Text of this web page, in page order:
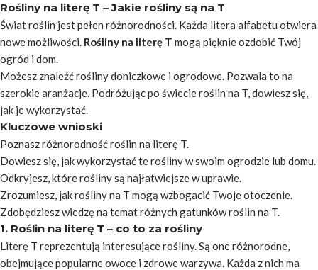
Rośliny na literę T – Jakie rośliny są na T
Świat roślin jest pełen różnorodności. Każda litera alfabetu otwiera
nowe możliwości. Rośliny na literę T mogą pięknie ozdobić Twój
ogród i dom.
Możesz znaleźć roślinydoniczkowe i ogrodowe. Pozwala to na
szerokie aranżacje. Podróżując po świecie roślin na T, dowiesz się,
jak je wykorzystać.
Kluczowe wnioski
Poznasz różnorodność roślin na literę T.
Dowiesz się, jak wykorzystać te rośliny w swoim ogrodzie lub domu.
Odkryjesz, które rośliny są najłatwiejsze w uprawie.
Zrozumiesz, jak rośliny na T mogą wzbogacić Twoje otoczenie.
Zdobędziesz wiedzę na temat różnych gatunków roślin na T.
1. Roślin na literę T – co to za rośliny
Literę T reprezentują interesujące rośliny. Są one różnorodne,
obejmujące popularne owoce i zdrowe warzywa. Każda z nich ma